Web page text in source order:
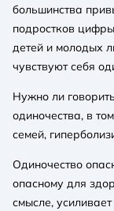
большинства
подростков
детей и молодых
чувствуют себя
Нужно ли
одиночества, в
семей,
Одиночество
опасному для
смысле,